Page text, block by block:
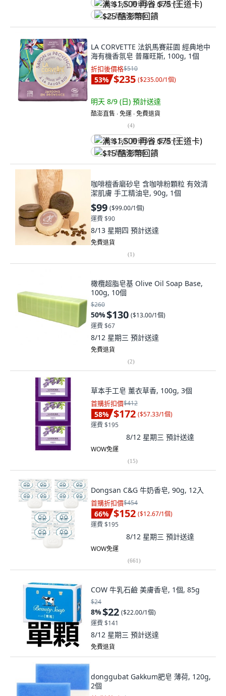
满 $1,500 再省 $75 (王道卡)
$25 酷澎幣回饋
LA CORVETTE 法釩馬賽莊園 經典地中
海有機香氛皂 普羅旺斯, 100g, 1個
折扣後價格$510
53% $235 ($235.00/1個)
明天 8/9 (日) 預計送達
酷澎直售 ∙ 免運 ∙ 免費退貨
(4)
满 $1,500 再省 $75 (王道卡)
$15 酷澎幣回饋
咖啡檀香磨砂皂 含咖啡粉顆粒 有效清
潔肌膚 手工精油皂, 90g, 1個
$99 ($99.00/1個)
運費 $90
8/13 星期四 預計送達
免費退貨
(1)
橄欖超脂皂基 Olive Oil Soap Base,
100g, 10個
$260
50%$130 ($13.00/1個)
運費 $67
8/12 星期三 預計送達
免費退貨
(2)
草本手工皂 薰衣草香, 100g, 3個
首購折扣價$412
58% $172 ($57.33/1個)
運費 $195
8/12 星期三 預計送達
WOW免運
(15)
Dongsan C&G 牛奶香皂, 90g, 12入
首購折扣價$454
66% $152 ($12.67/1個)
運費 $195
8/12 星期三 預計送達
WOW免運
(661)
COW 牛乳石鹼 美膚香皂, 1個, 85g
$24
8%$22 ($22.00/1個)
運費 $141
8/12 星期三 預計送達
免費退貨
donggubat Gakkum肥皂 薄荷, 120g,
2個